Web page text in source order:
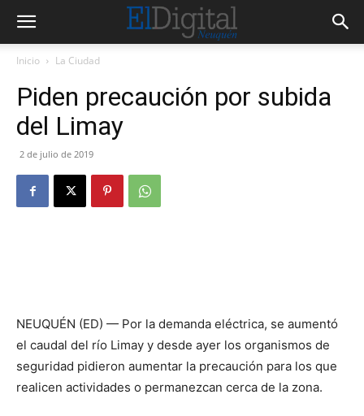
Inicio La Ciudad
Piden precaución por subida
del Limay
2 de julio de 2019
NEUQUÉN (ED) — Por la demanda eléctrica, se aumentó
el caudal del río Limay y desde ayer los organismos de
seguridad pidieron aumentar la precaución para los que
realicen actividades o permanezcan cerca de la zona.